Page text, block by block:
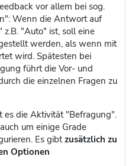
vor allem bei sog.
Wenn die Antwort auf
z.B. "Auto" ist, soll eine
werden, als wenn mit
wird. Spätesten bei
führt die Vor- und
die einzelnen Fragen zu
es die Aktivität "Befragung".
um einige Grade
Es gibtzusätzlich zu
Optionen